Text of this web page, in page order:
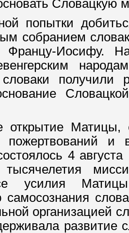
Словацкую
попытки
собранием
Францу-Иосифу.
получили
открытие
пожертвований
4
тысячелетия
усилия
самосознания
организацией
развитие